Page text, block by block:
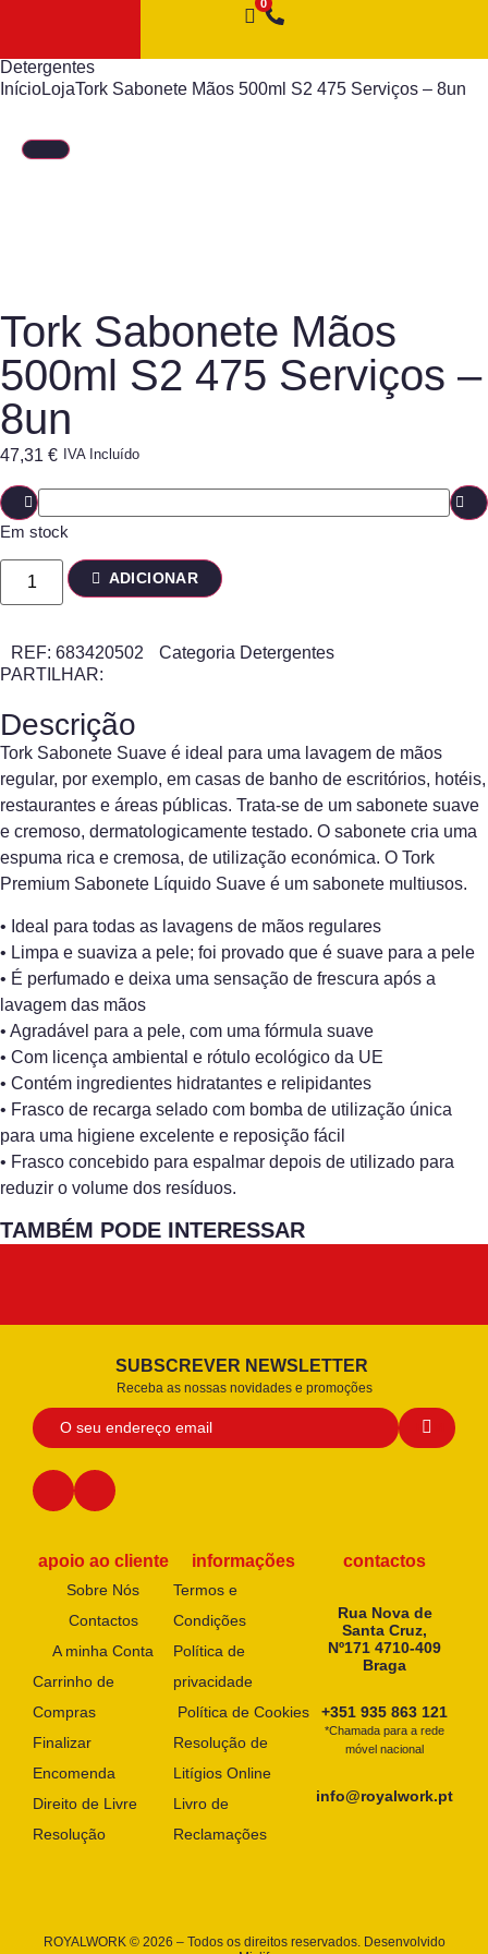
Detergentes
InícioLojaTork Sabonete Mãos 500ml S2 475 Serviços – 8un
Tork Sabonete Mãos
500ml S2 475 Serviços –
8un
47,31 € IVA Incluído
Em stock
ADICIONAR
REF: 683420502 Categoria Detergentes
PARTILHAR:
Descrição
Tork Sabonete Suave é ideal para uma lavagem de mãos
regular, por exemplo, em casas de banho de escritórios, hotéis,
restaurantes e áreas públicas. Trata-se de um sabonete suave
e cremoso, dermatologicamente testado. O sabonete cria uma
espuma rica e cremosa, de utilização económica. O Tork
Premium Sabonete Líquido Suave é um sabonete multiusos.
• Ideal para todas as lavagens de mãos regulares
• Limpa e suaviza a pele; foi provado que é suave para a pele
• É perfumado e deixa uma sensação de frescura após a
lavagem das mãos
• Agradável para a pele, com uma fórmula suave
• Com licença ambiental e rótulo ecológico da UE
• Contém ingredientes hidratantes e relipidantes
• Frasco de recarga selado com bomba de utilização única
para uma higiene excelente e reposição fácil
• Frasco concebido para espalmar depois de utilizado para
reduzir o volume dos resíduos.
TAMBÉM PODE INTERESSAR
SUBSCREVER NEWSLETTER
Receba as nossas novidades e promoções
apoio ao cliente
Sobre Nós
Contactos
A minha Conta
Carrinho de
Compras
Finalizar
Encomenda
Direito de Livre
Resolução
informações
Termos e
Condições
Política de
privacidade
Política de Cookies
Resolução de
Litígios Online
Livro de
Reclamações
contactos
Rua Nova de
Santa Cruz,
Nº171 4710-409
Braga
+351 935 863 121
*Chamada para a rede
móvel nacional
info@royalwork.pt
ROYALWORK © 2026 – Todos os direitos reservados. Desenvolvido